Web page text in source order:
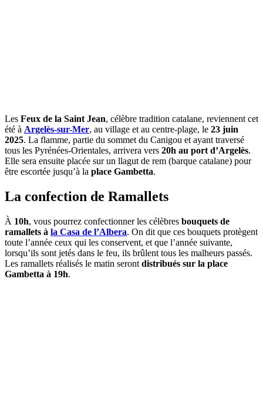
Les Feux de la Saint Jean, célèbre tradition catalane, reviennent cet
été à Argelès-sur-Mer, au village et au centre-plage, le 23 juin
2025. La flamme, partie du sommet du Canigou et ayant traversé
tous les Pyrénées-Orientales, arrivera vers 20h au port d’Argelès.
Elle sera ensuite placée sur un llagut de rem (barque catalane) pour
être escortée jusqu’à la place Gambetta.
La confection de Ramallets
À 10h, vous pourrez confectionner les célèbres bouquets de
ramallets à la Casa de l’Albera. On dit que ces bouquets protègent
toute l’année ceux qui les conservent, et que l’année suivante,
lorsqu’ils sont jetés dans le feu, ils brûlent tous les malheurs passés.
Les ramallets réalisés le matin seront distribués sur la place
Gambetta à 19h.